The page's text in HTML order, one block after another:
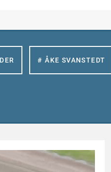
# ÅKE SVANSTEDT